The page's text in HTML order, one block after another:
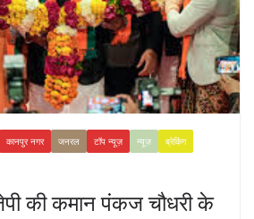
कानपुर नगर जनरल टॉप न्यूज़ न्यूज़
ब्रेकिंग
की कमान पंकज चौधरी के